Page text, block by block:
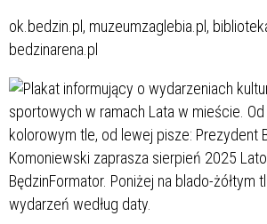
ok.bedzin.pl, muzeumzaglebia.pl,
bedzinarena.pl